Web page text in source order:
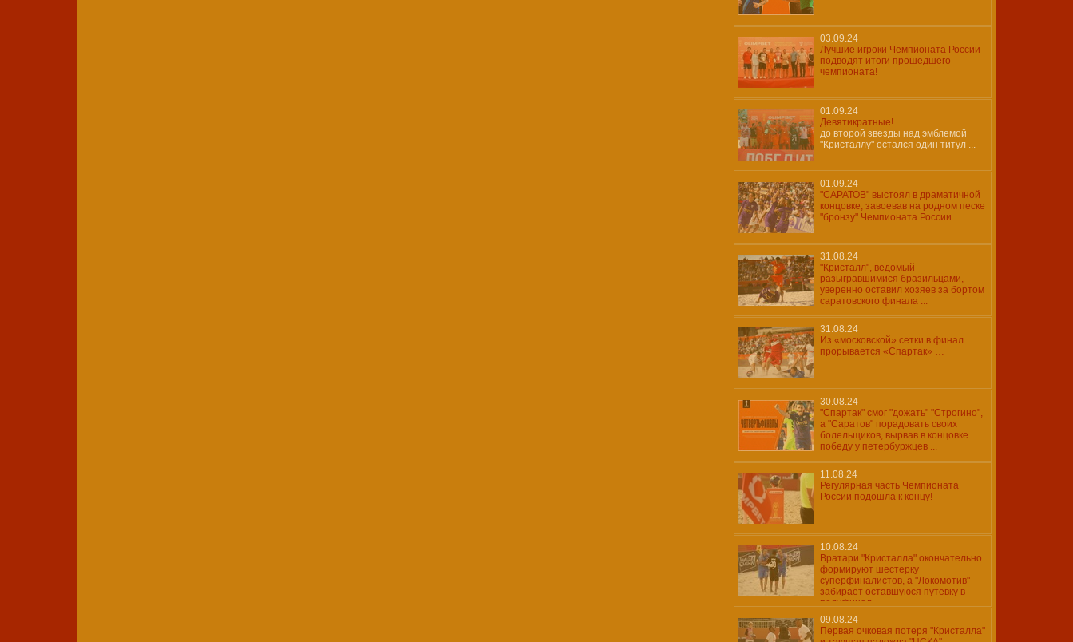
03.09.24
Лучшие игроки Чемпионата России
подводят итоги прошедшего
чемпионата!
01.09.24
Девятикратные!
до второй звезды над эмблемой
"Кристаллу" остался один титул ...
01.09.24
"САРАТОВ" выстоял в драматичной
концовке, завоевав на родном песке
"бронзу" Чемпионата России ...
31.08.24
"Кристалл", ведомый
разыгравшимися бразильцами,
уверенно оставил хозяев за бортом
саратовского финала ...
31.08.24
Из «московской» сетки в финал
прорывается «Спартак» …
30.08.24
"Спартак" смог "дожать" "Строгино",
а "Саратов" порадовать своих
болельщиков, вырвав в концовке
победу у петербуржцев ...
11.08.24
Регулярная часть Чемпионата
России подошла к концу!
10.08.24
Вратари "Кристалла" окончательно
формируют шестерку
суперфиналистов, а "Локомотив"
забирает оставшуюся путевку в
полуфинал...
09.08.24
Первая очковая потеря "Кристалла"